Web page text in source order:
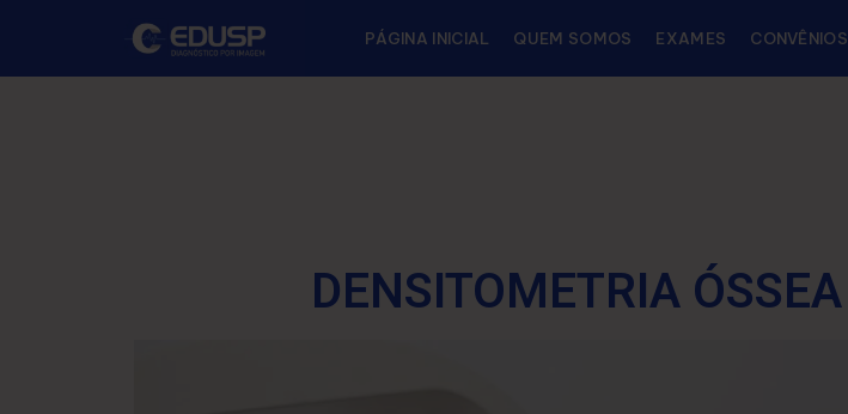
PÁGINA INICIAL QUEM SOMOS EXAMES CONVÊNIOS
DENSITOMETRIA ÓSSEA